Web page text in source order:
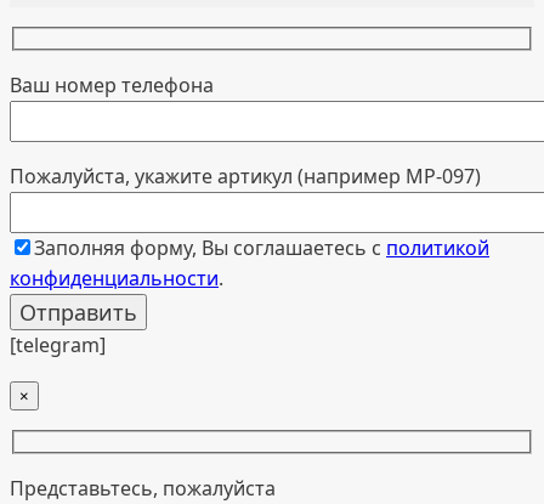
Ваш номер телефона
Пожалуйста, укажите артикул (например МР-097)
Заполняя форму, Вы соглашаетесь с политикой
конфиденциальности.
[telegram]
×
Представьтесь, пожалуйста